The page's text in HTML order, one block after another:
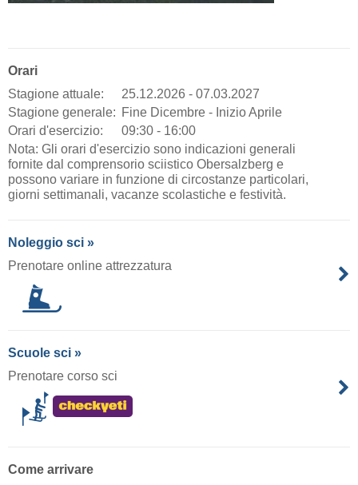
Orari
Stagione attuale:
25.12.2026 - 07.03.2027
Stagione generale: Fine Dicembre - Inizio Aprile
Orari d'esercizio:
09:30 - 16:00
Nota: Gli orari d'esercizio sono indicazioni generali
fornite dal comprensorio sciistico Obersalzberg e
possono variare in funzione di circostanze particolari,
giorni settimanali, vacanze scolastiche e festività.
Noleggio sci »
Prenotare online attrezzatura
Scuole sci »
Prenotare corso sci
Come arrivare